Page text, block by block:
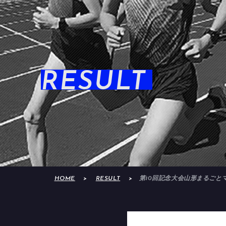
RESULT
HOME RESULT 第10回記念大会山形まるごと